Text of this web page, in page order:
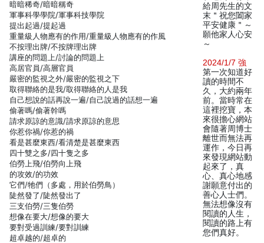
暗暗稀奇/暗暗稱奇
軍事科學學院/軍事科技學院
提出起過/提起過
重量級人物應有的作用/重量級人物應有的作風
不按理出牌/不按牌理出牌
講座的問題上/討論的問題上
高居官員/高層官員
嚴密的監視之外/嚴密的監視之下
取得聯絡的是我/取得聯絡的人是我
自己想說的話再說一遍/自己說過的話想一遍
偷著嗎/偷著幹嗎
請求原諒的意識/請求原諒的意思
你惹你禍/你惹的禍
看是甚麼東西/看清楚是甚麼東西
四十雙之多/四十隻之多
伯勞上飛/伯勞向上飛
的攻效/的功效
它們/牠們（多處，用於伯勞鳥）
陡然發了/陡然發出了
三支伯勞/三隻伯勞
想像在要大/想像的要大
要對受過訓練/要對訓練
超卓越的/超卓的
給周先生的文
末＂祝您闔家
平安健康＂～
願他家人心安
～
2024/1/7 強
第一次知道好
讀的時間不
久，大約兩年
前。當時常在
這裡挖寶，本
來很擔心網站
會隨著周博士
離世而無法再
運作，今日再
來發現網站動
起來了，真
心、真心地感
謝願意付出的
善心人士們。
無法想像沒有
閱讀的人生，
閱讀的路上有
您們真好。